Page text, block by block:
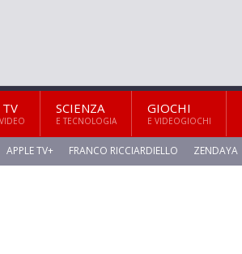
TV SCIENZA
E TECNOLOGIA
GIOCHI
E VIDEOGIOCHI
APPLE TV+ FRANCO RICCIARDIELLO ZENDAYA